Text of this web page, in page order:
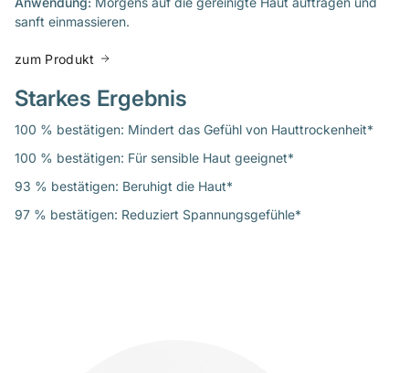
sanft einmassieren.
zum Produkt
Starkes Ergebnis
100 % bestätigen: Mindert das Gefühl von Hauttrockenheit*
100 % bestätigen: Für sensible Haut geeignet*
93 % bestätigen: Beruhigt die Haut*
97 % bestätigen: Reduziert Spannungsgefühle*